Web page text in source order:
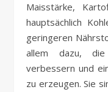
Maisstärke,
hauptsächlich
geringeren
allem dazu,
verbessern und
zu erzeugen. Sie